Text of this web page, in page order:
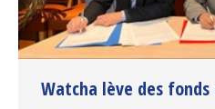
Watcha lève des fonds